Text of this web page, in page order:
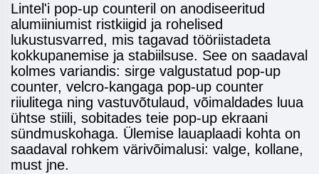
Lintel'i pop-up counteril on anodiseeritud
alumiiniumist ristkiigid ja rohelised
lukustusvarred, mis tagavad tööriistadeta
kokkupanemise ja stabiilsuse. See on saadaval
kolmes variandis: sirge valgustatud pop-up
counter, velcro-kangaga pop-up counter
riiulitega ning vastuvõtulaud, võimaldades luua
ühtse stiili, sobitades teie pop-up ekraani
sündmuskohaga. Ülemise lauaplaadi kohta on
saadaval rohkem värivõimalusi: valge, kollane,
must jne.